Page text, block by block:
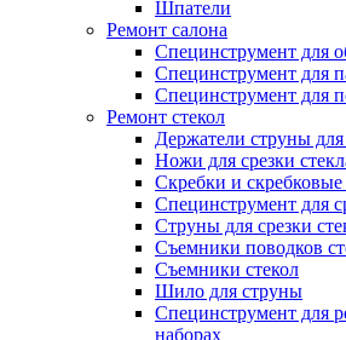
Шпатели
Ремонт салона
Специнструмент для
Специнструмент для
Специнструмент для
Ремонт стекол
Держатели струны для
Ножи для срезки
Скребки и
Специнструмент для
Струны для срезки
Съемники поводков
Съемники стекол
Шило для струны
Специнструмент для
наборах